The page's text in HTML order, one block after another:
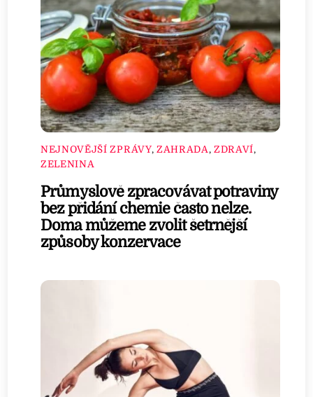
NEJNOVĚJŠÍ ZPRÁVY, ZAHRADA , ZDRAVÍ,
ZELENINA
Průmyslově zpracovávat potraviny
bez přidání chemie často nelze.
Doma můžeme zvolit šetrnější
způsoby konzervace